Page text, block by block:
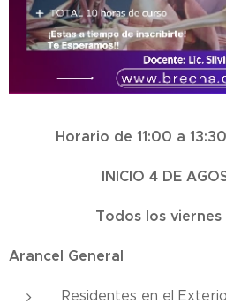
Horario de 11:00 a
INICIO 4 DE
Todos los
Arancel General
Residentes en el